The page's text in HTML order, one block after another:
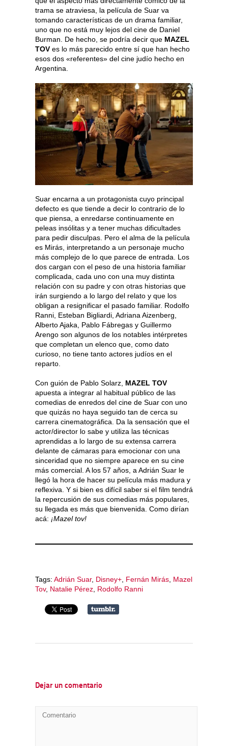
trama se atraviesa, la película de Suar va
tomando características de un drama familiar,
uno que no está muy lejos del cine de Daniel
Burman. De hecho, se podría decir que MAZEL
TOV es lo más parecido entre sí que han hecho
esos dos «referentes» del cine judío hecho en
Argentina.
Suar encarna a un protagonista cuyo principal
defecto es que tiende a decir lo contrario de lo
que piensa, a enredarse continuamente en
peleas insólitas y a tener muchas dificultades
para pedir disculpas. Pero el alma de la película
es Mirás, interpretando a un personaje mucho
más complejo de lo que parece de entrada. Los
dos cargan con el peso de una historia familiar
complicada, cada uno con una muy distinta
relación con su padre y con otras historias que
irán surgiendo a lo largo del relato y que los
obligan a resignificar el pasado familiar. Rodolfo
Ranni, Esteban Bigliardi, Adriana Aizenberg,
Alberto Ajaka, Pablo Fábregas y Guillermo
Arengo son algunos de los notables intérpretes
que completan un elenco que, como dato
curioso, no tiene tanto actores judíos en el
reparto.
Con guión de Pablo Solarz, MAZEL TOV
apuesta a integrar al habitual público de las
comedias de enredos del cine de Suar con uno
que quizás no haya seguido tan de cerca su
carrera cinematográfica. Da la sensación que el
actor/director lo sabe y utiliza las técnicas
aprendidas a lo largo de su extensa carrera
delante de cámaras para emocionar con una
sinceridad que no siempre aparece en su cine
más comercial. A los 57 años, a Adrián Suar le
llegó la hora de hacer su película más madura y
reflexiva. Y si bien es difícil saber si el film tendrá
la repercusión de sus comedias más populares,
su llegada es más que bienvenida. Como dirían
acá: ¡Mazel tov!
Tags: Adrián Suar, Disney+, Fernán Mirás, Mazel
Tov, Natalie Pérez, Rodolfo Ranni
Dejar un comentario